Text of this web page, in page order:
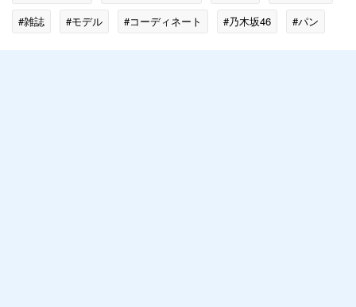
#雑誌
#モデル #コーディネート #乃木坂46
#パン